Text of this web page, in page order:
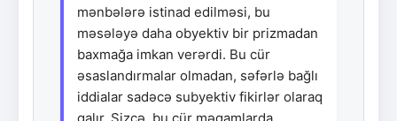
mənbələrə istinad edilməsi, bu
məsələyə daha obyektiv bir prizmadan
baxmağa imkan verərdi. Bu cür
əsaslandırmalar olmadan, səfərlə bağlı
iddialar sadəcə subyektiv fikirlər olaraq